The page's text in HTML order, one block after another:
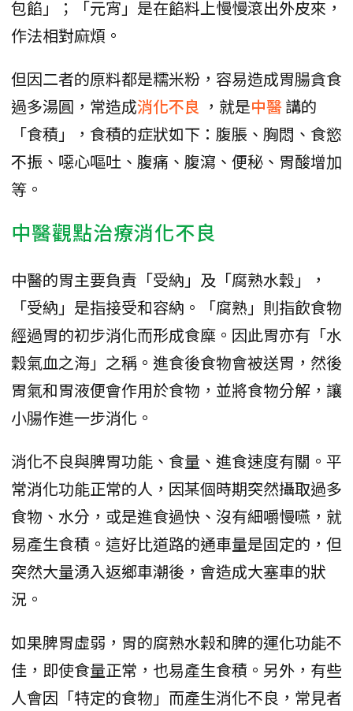
包餡」；「元宵」是在餡料上慢慢滾出外皮來，
作法相對麻煩。
但因二者的原料都是糯米粉，容易造成胃腸貪食
過多湯圓，常造成消化不良 ，就是中醫講的
「食積」，食積的症狀如下：腹脹、胸悶、食慾
不振、噁心嘔吐、腹痛、腹瀉、便秘、胃酸增加
等。
中醫觀點治療消化不良
中醫的胃主要負責「受納」及「腐熟水穀」，
「受納」是指接受和容納。「腐熟」則指飲食物
經過胃的初步消化而形成食糜。因此胃亦有「水
穀氣血之海」之稱。進食後食物會被送胃，然後
胃氣和胃液便會作用於食物，並將食物分解，讓
小腸作進一步消化。
消化不良與脾胃功能、食量、進食速度有關。平
常消化功能正常的人，因某個時期突然攝取過多
食物、水分，或是進食過快、沒有細嚼慢嚥，就
易產生食積。這好比道路的通車量是固定的，但
突然大量湧入返鄉車潮後，會造成大塞車的狀
況。
如果脾胃虛弱，胃的腐熟水榖和脾的運化功能不
佳，即使食量正常，也易產生食積。另外，有些
人會因「特定的食物」而產生消化不良，常見者